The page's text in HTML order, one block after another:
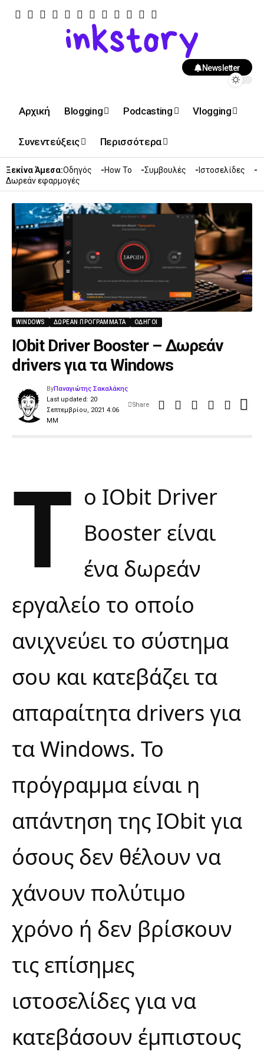
Newsletter
Αρχική Blogging Podcasting Vlogging
Συνεντεύξεις Περισσότερα
Ξεκίνα Άμεσα:Οδηγός How To Συμβουλές
Ιστοσελίδες
Δωρεάν εφαρμογές
WINDOWS ΔΩΡΕΆΝ ΠΡΟΓΡΆΜΜΑΤΑ ΟΔΗΓΟΊ
IObit Driver Booster – Δωρεάν
drivers για τα Windows
Last updated: 20
Σεπτεμβρίου, 2021 4:06
ΜΜ
ByΠαναγιώτης Σακαλάκης
Share
Τ ο IObit Driver
Booster είναι
ένα δωρεάν
εργαλείο το οποίο
ανιχνεύει το σύστημα
σου και κατεβάζει τα
απαραίτητα drivers για
τα Windows. Το
πρόγραμμα είναι η
απάντηση της IObit για
όσους δεν θέλουν να
χάνουν πολύτιμο
χρόνο ή δεν βρίσκουν
τις επίσημες
ιστοσελίδες για να
κατεβάσουν έμπιστους